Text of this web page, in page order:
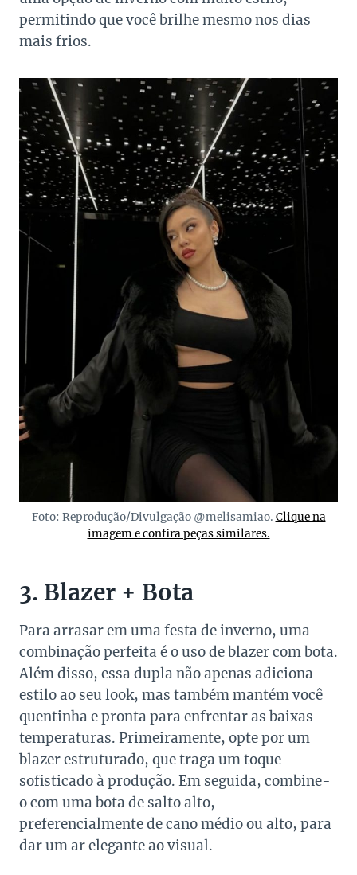
permitindo que você brilhe mesmo nos dias
mais frios.
Foto: Reprodução/Divulgação @melisamiao. Clique na
imagem e confira peças similares.
3. Blazer + Bota
Para arrasar em uma festa de inverno, uma
combinação perfeita é o uso de blazer com bota.
Além disso, essa dupla não apenas adiciona
estilo ao seu look, mas também mantém você
quentinha e pronta para enfrentar as baixas
temperaturas. Primeiramente, opte por um
blazer estruturado, que traga um toque
sofisticado à produção. Em seguida, combine-
o com uma bota de salto alto,
preferencialmente de cano médio ou alto, para
dar um ar elegante ao visual.